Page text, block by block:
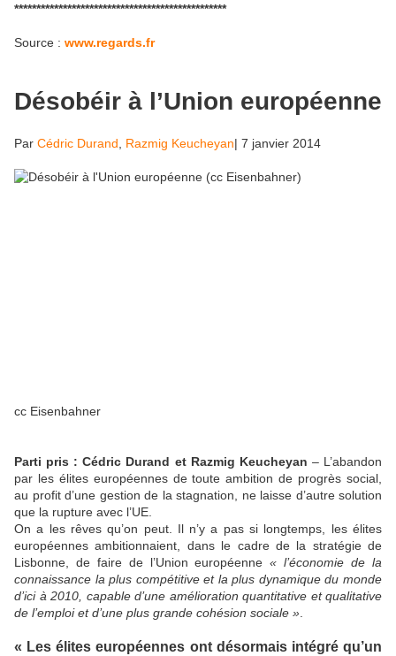
************************************************
Source : www.regards.fr
Désobéir à l’Union européenne
Par Cédric Durand Razmig Keucheyan| 7 janvier 2014
cc Eisenbahner
Parti pris : Cédric Durand et Razmig Keucheyan – L’abandon
par les élites européennes de toute ambition de progrès social,
au profit d’une gestion de la stagnation, ne laisse d’autre solution
que la rupture avec l’UE.
On a les rêves qu’on peut. Il n’y a pas si longtemps, les élites
européennes ambitionnaient, dans le cadre de la stratégie de
Lisbonne, de faire de l’Union européenne« l’économie de la
connaissance la plus compétitive et la plus dynamique du monde
d’ici à 2010, capable d’une amélioration quantitative et qualitative
de l’emploi et d’une plus grande cohésion sociale »
« Les élites européennes ont désormais intégré qu’un